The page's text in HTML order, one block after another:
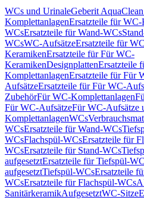
WCs und UrinaleGeberit
KomplettanlagenErsatzteile für WC-
WCsErsatzteile für Wand-WCs
WCsWC-AufsätzeErsatzteile für
KeramikenErsatzteile für Für WC-
KeramikenDesignplattenErsatzteile
KomplettanlagenErsatzteile für Für
AufsätzeErsatzteile für Für WC-
ZubehörFür WC-Komplettanlagen
Für WC-AufsätzeFür WC-Aufsätze
KomplettanlagenWCs
WCsErsatzteile für Wand-WCs
WCsFlachspül-WCsErsatzteile für
WCsErsatzteile für Stand-WCs
aufgesetztErsatzteile für Tiefspül-
aufgesetztTiefspül-WCsErsatzteile
WCsErsatzteile für Flachspül-WCs
SanitärkeramikAufgesetztWC-Sitze